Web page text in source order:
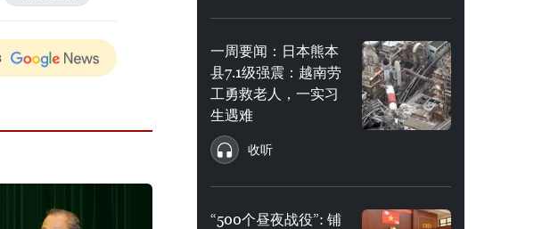
一周要闻：日本熊本
县7.1级强震：越南劳
工勇救老人，一实习
生遇难
收听
“500个昼夜战役”: 铺